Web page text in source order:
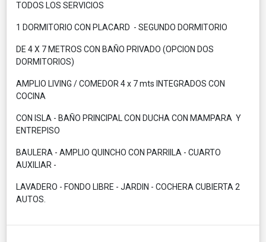
TODOS LOS SERVICIOS
1 DORMITORIO CON PLACARD - SEGUNDO DORMITORIO
DE 4 X 7 METROS CON BAÑO PRIVADO (OPCION DOS
DORMITORIOS)
AMPLIO LIVING / COMEDOR 4 x 7 mts INTEGRADOS CON
COCINA
CON ISLA - BAÑO PRINCIPAL CON DUCHA CON MAMPARA Y
ENTREPISO
BAULERA - AMPLIO QUINCHO CON PARRIILA - CUARTO
AUXILIAR -
LAVADERO - FONDO LIBRE - JARDIN - COCHERA CUBIERTA 2
AUTOS.